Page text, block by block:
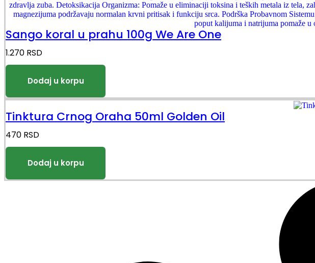
Sango koral u prahu 100g We Are One
1.270 RSD
Tinktura Crnog Oraha 50ml Golden Oil
470 RSD